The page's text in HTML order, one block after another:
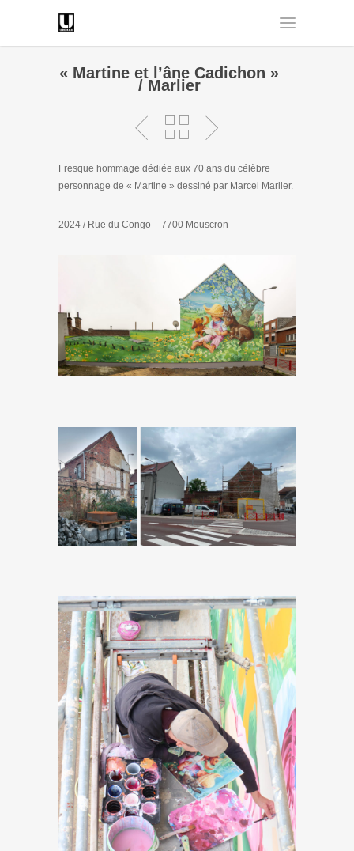
« Martine et l’âne Cadichon »
/ Marlier
Fresque hommage dédiée aux 70 ans du célèbre
personnage de « Martine » dessiné par Marcel Marlier.
2024 / Rue du Congo – 7700 Mouscron